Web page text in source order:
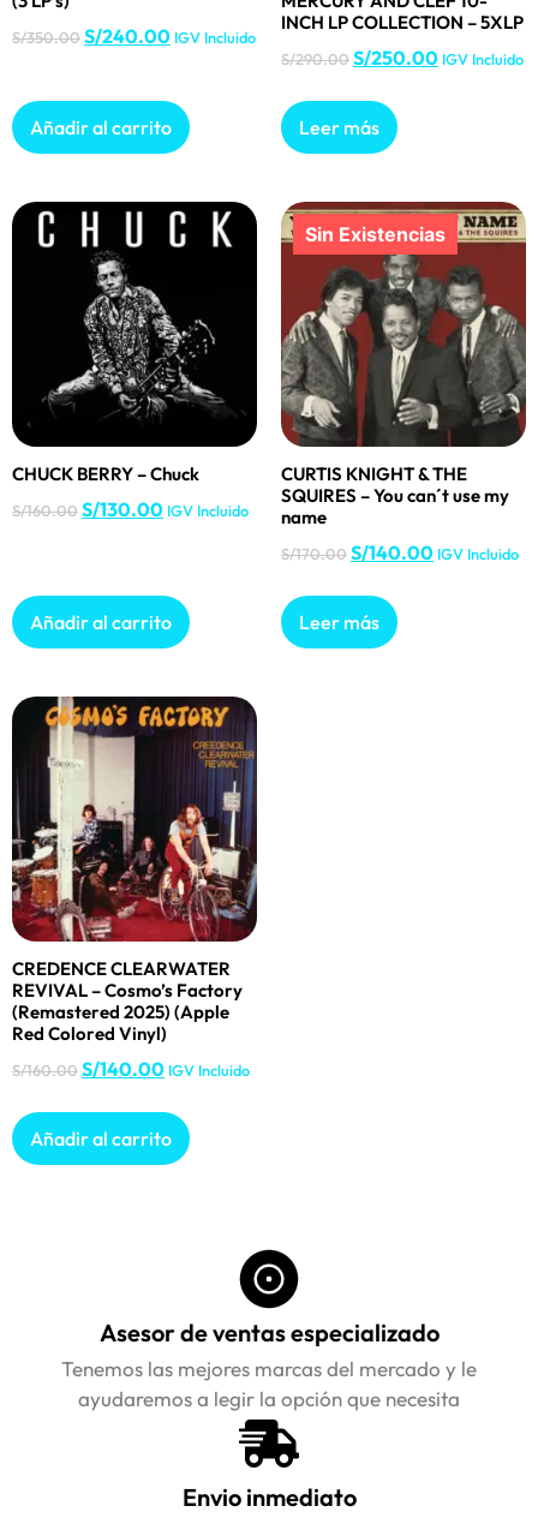
S/350.00S/240.00 IGV Incluido
Añadir al carrito
INCH LP COLLECTION – 5XLP
S/290.00S/250.00 IGV Incluido
Leer más
CHUCK BERRY – Chuck
S/160.00S/130.00 IGV Incluido
Añadir al carrito
CURTIS KNIGHT & THE
SQUIRES – You can´t use my
name
S/170.00S/140.00 IGV Incluido
Leer más
CREDENCE CLEARWATER
REVIVAL – Cosmo’s Factory
(Remastered 2025) (Apple
Red Colored Vinyl)
S/160.00S/140.00 IGV Incluido
Añadir al carrito
Asesor de ventas especializado
Tenemos las mejores marcas del mercado y le
ayudaremos a legir la opción que necesita
Envio inmediato